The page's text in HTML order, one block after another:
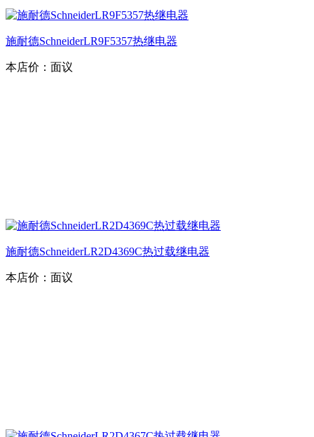
施耐德SchneiderLR9F5357热继电器
本店价： 面议
施耐德SchneiderLR2D4369C热过载继电器
本店价： 面议